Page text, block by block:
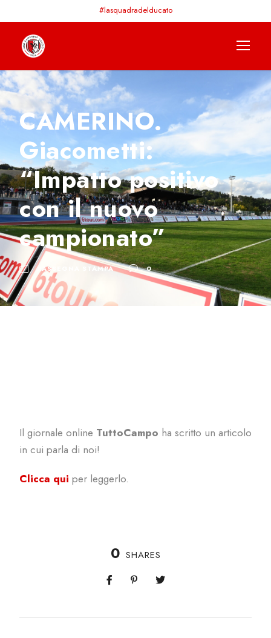
#lasquadradelducato
CAMERINO.
Giacometti:
“Impatto positivo
con il nuovo
campionato”
RASSEGNA STAMPA 0
Il giornale online TuttoCampo ha scritto un articolo
in cui parla di noi!
Clicca qui per leggerlo.
0 SHARES